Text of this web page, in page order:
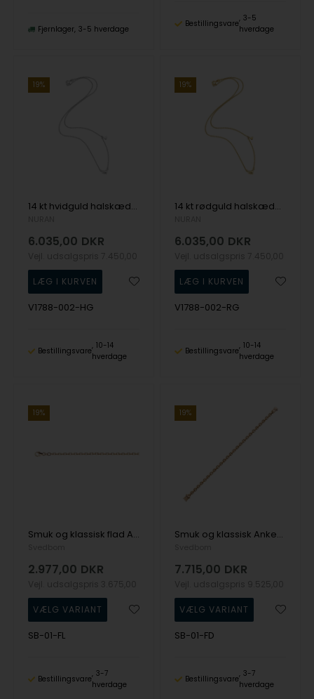
Fjernlager 3-5 hverdage
Bestillingsvare
3-5
hverdage
19%
14 kt hvidguld halskæde fra Nature serien med 1 x 0,02 ct
6.035,00 DKR
V1788-002-HG
Bestillingsvare
10-14
hverdage
19%
14 kt rødguld halskæde fra Nature serien med 1 x 0,02 ct
6.035,00 DKR
V1788-002-RG
Bestillingsvare
10-14
hverdage
19%
Smuk og klassisk flad Anker facet kæde i 18 karat guld fra Svedbom. Måler 1,2 x 1,2 mm fra Svedbom
2.977,00 DKR
SB-01-FL
Bestillingsvare
3-7
hverdage
19%
Smuk og klassisk Anker facet kæde i 2,0 x 2,0 mm i 18 karat guld - fra 18-80 cm fra Svedbom
7.715,00 DKR
SB-01-FD
Bestillingsvare
3-7
hverdage